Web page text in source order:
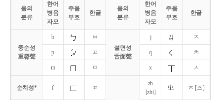
음의
분류
한어
병음
자모
주음
부호
한글
음의
분류
한어
병음
자모
주음
부호
한글
중순성
重脣聲
b
ㅂ
설면성
舌面聲
j ㅈ
p ㅍ q ㅊ
m ㅁ x ㅅ
순치성* f ㅍ
zh
[zhi]
ㅈ [즈]